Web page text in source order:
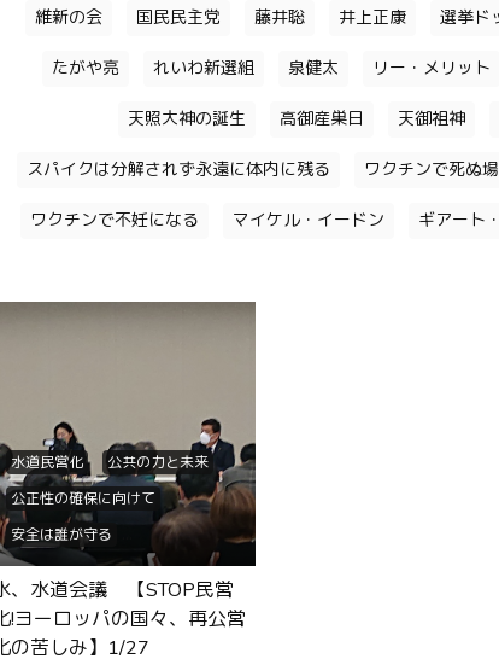
維新の会 国民民主党 藤井聡 井上正康 選挙ド
たがや亮 れいわ新選組 泉健太 リー・メリット
天照大神の誕生 高御産巣日 天御祖神
スパイクは分解されず永遠に体内に残る ワクチンで死ぬ
ワクチンで不妊になる マイケル・イードン ギアート
水道民営化
公共の力と未来
公正性の確保に向けて
安全は誰が守る
欧州は再公営化の大波
そのコンサル大丈夫？
その企業はイルミナティ傘...
、水道会議 【STOP民営
!ヨーロッパの国々、再公営
の苦しみ】1/27